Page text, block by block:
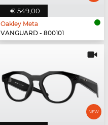
€ 549,00
Oakley Meta
VANGUARD - 800101